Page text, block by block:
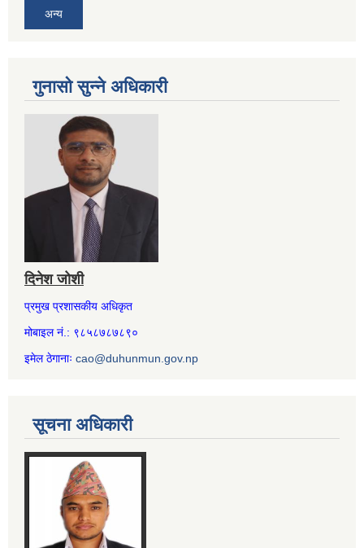
अन्य
गुनासो सुन्ने अधिकारी
दिनेश जोशी
प्रमुख प्रशासकीय अधिकृत
मोबाइल नं.: ९८५८७८७८९०
इमेल ठेगानाः cao@duhunmun.gov.np
सूचना अधिकारी